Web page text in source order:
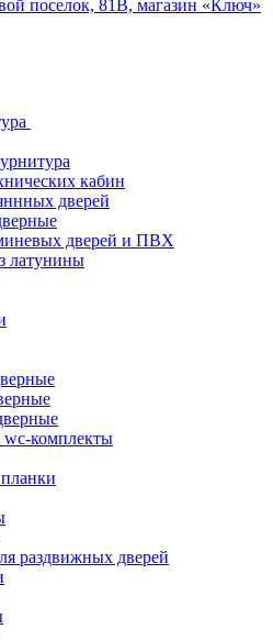
поселок, 81В, магазин «Ключ»
кабин
дверей
дверей и ПВХ
латунины
wc-комплекты
раздвижных дверей